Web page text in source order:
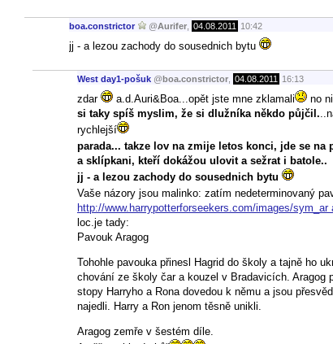
boa.constrictor @Aurifer 04.08.2011 10:42
jj - a lezou zachody do sousednich bytu
West day1-pošuk @boa.constrictor 04.08.2011 16:13
zdar a.d.Auri&Boa...opět jste mne zklamali
no
si taky spíš myslim, že si dlužníka někdo půjčil.
rychlejší
parada... takze lov na zmije letos konci, jde se na
a sklípkani, kteří dokážou ulovit a sežrat i batole..
jj - a lezou zachody do sousednich bytu
Vaše názory jsou malinko: zatím nedeterminovaný
http://www.harrypotterforseekers.com/images/sym_ar
loc.je tady:
Pavouk Aragog
Tohohle pavouka přinesl Hagrid do školy a tajně ho
chování ze školy čar a kouzel v Bradavicích. Aragog
stopy Harryho a Rona dovedou k němu a jsou
najedli. Harry a Ron jenom těsně unikli.
Aragog zemře v šestém díle.